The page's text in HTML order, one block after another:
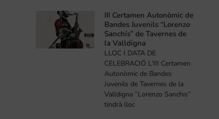
III Certamen Autonòmic de
Bandes Juvenils “Lorenzo
Sanchís” de Tavernes de
la Valldigna
LLOC I DATA DE
CELEBRACIÓ L’III Certamen
Autonòmic de Bandes
Juvenils de Tavernes de la
Valldigna “Lorenzo Sanchis”
tindrà lloc